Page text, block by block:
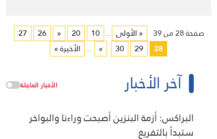
صفحة 28 من 39 « الأولى ...
10
20
«
26
27
28
29
30
»
... الأخيرة »
آخر الأخبار الأخبار العاجلة
البراكس: أزمة البنزين أصبحت وراءنا والبواخر
ستبدأ بالتفريغ